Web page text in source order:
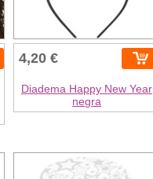
4,20 €
Diadema Happy New Year
negra